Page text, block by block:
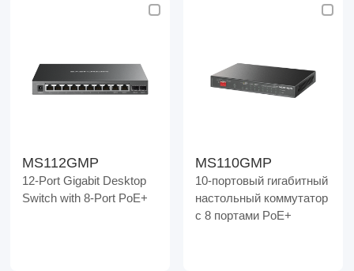
MS112GMP
12-Port Gigabit Desktop
Switch with 8-Port PoE+
MS110GMP
10-портовый гигабитный
настольный коммутатор
с 8 портами PoE+